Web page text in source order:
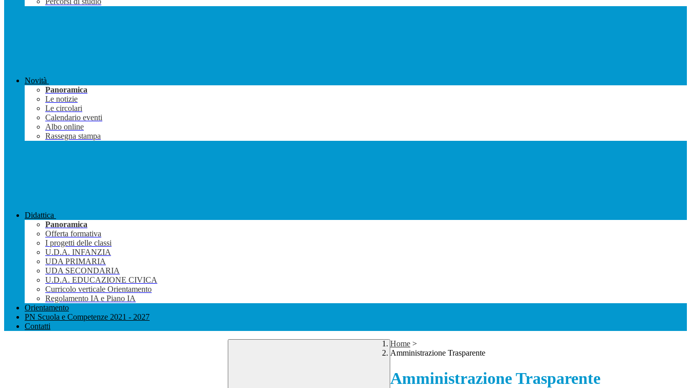
Novità
Panoramica
Le notizie
Le circolari
Calendario eventi
Albo online
Rassegna stampa
Didattica
Panoramica
Offerta formativa
I progetti delle classi
U.D.A. INFANZIA
UDA PRIMARIA
UDA SECONDARIA
U.D.A. EDUCAZIONE CIVICA
Curricolo verticale Orientamento
Regolamento IA e Piano IA
Orientamento
PN Scuola e Competenze 2021 - 2027
Contatti
Home >
Amministrazione Trasparente
Amministrazione Trasparente